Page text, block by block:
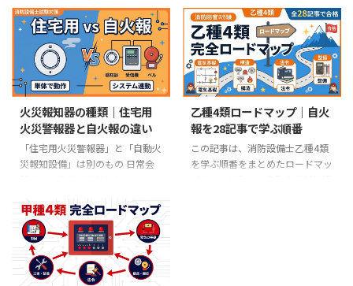
類では、電気の基礎として、抵
抗、電力、交流回路、配線の電圧
降下、末端抵抗などを扱います。
この記事では、計算問題を5つの
テーマに分けて確認します。 確
認メモ：試験科目や問題数は、消
防試験研究センターの最新案内で
確認してください。計算では、公
式そのものよりも、Ω、kΩ、A、
mA、秒、分などの単位変換で失
点しやすいです。 このページで
本は積÷和並列部分を先に1つの
抵抗にまとめる。 電力・ ...
士4類の実技では、甲種は鑑別等
5問・製図2問、乙種は鑑別等5問
が出題範囲になります。これは消
防試験研究センターの「試験科目
及び問題数」で確認できる基本情
報です。 鑑別等では、写真、
図、説明文から機器の名称・用
途・動作原理を答える形で学習し
ます。この記事では、感知器、受
信機、試験器具、発信機まわりの
見分け方を、甲4・乙4の初学者
火災報知器の種類｜住宅用
火災警報器と自火報の違い
「住宅用火災警報器」と「自動火
災報知設備」は別のもの 日常会
知器も、まとめて「火災報知器」
と呼ばれることがあります。ただ
し、制度上・設備上は同じもので
はありません。 区分主な役割使
われる場所 住宅用火災警報器住
乙種4類ロードマップ｜自火
報を28記事で学ぶ順番
この記事は、消防設備士乙種4類
を学ぶ順番をまとめたロードマッ